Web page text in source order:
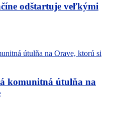
odštartuje veľkými
komunitná útulňa na